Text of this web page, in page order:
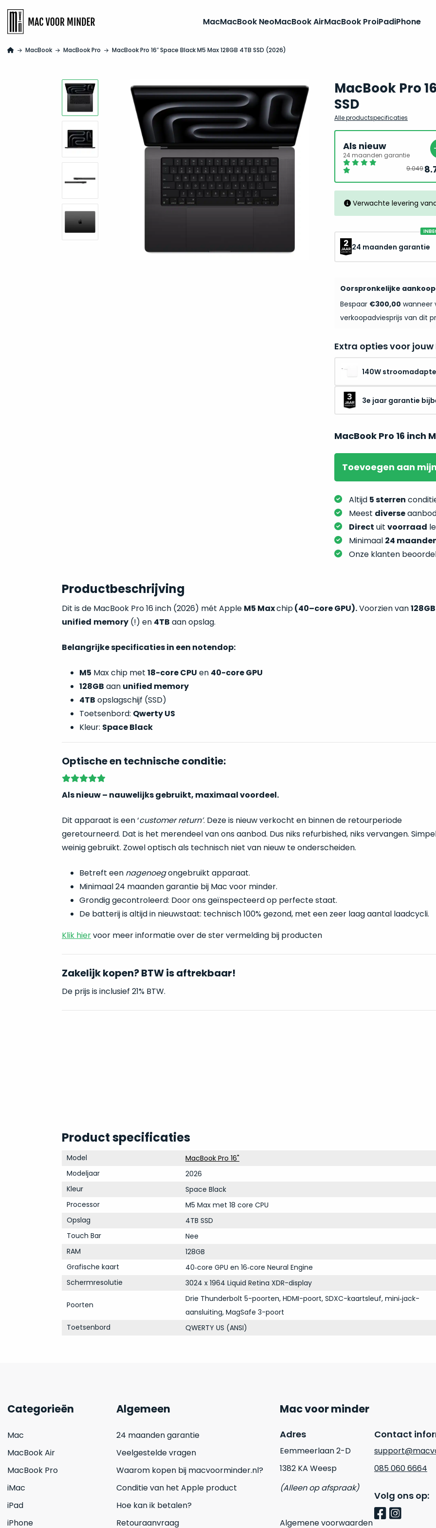
MacMacBook NeoMacBook AirMacBook ProiPadiPhone
MacBook MacBook Pro MacBook Pro 16″ Space Black M5 Max 128GB 4TB SSD (2026)
MacBook Pro
SSD
Alle productspecificaties
Als nieuw
24 maanden garantie
9.049
Verwachte levering
24 maanden garantie
Oorspronkelijke
Bespaar €300,00 wanneer
verkoopadviesprijs van dit
Extra opties voor jouw
140W
3e jaar garantie
MacBook Pro 16 inch
Toevoegen aan
Altijd 5 sterren
Meest diverse
Direct uit voorraad
Minimaal 24
Onze klanten
Productbeschrijving
Dit is de MacBook Pro 16 inch (2026) mét Apple M5 Maxchip(40–core GPU).Voorzien van128GB
unified memory(!) en 4TB aan opslag.
Belangrijke specificaties in een notendop:
M5 Max chip met 18-core CPU en 40-core GPU
128GB aan unified memory
4TB opslagschijf (SSD)
Toetsenbord: Qwerty US
Kleur: Space Black
Optische en technische conditie:
Als nieuw – nauwelijks gebruikt, maximaal voordeel.
Dit apparaat is een ‘customer return’. Deze is nieuw verkocht en binnen de retourperiode
geretourneerd. Dat is het merendeel van ons aanbod. Dus niks refurbished, niks vervangen.
weinig gebruikt. Zowel optisch als technisch niet van nieuw te onderscheiden.
Betreft een nagenoegongebruikt apparaat.
Minimaal 24 maanden garantie bij Mac voor minder.
Grondig gecontroleerd: Door ons geïnspecteerd op perfecte staat.
De batterij is altijd in nieuwstaat: technisch 100% gezond, met een zeer laag aantal laadcycli.
Klik hiervoor meer informatie over de ster vermelding bij producten
Zakelijk kopen? BTW is aftrekbaar!
De prijs is inclusief 21% BTW.
Product specificaties
Model
MacBook Pro 16"
Modeljaar
2026
Kleur
Space Black
Processor
M5 Max met 18 core CPU
Opslag
4TB SSD
Touch Bar
Nee
RAM
128GB
Grafische kaart
40‑core GPU en 16‑core Neural Engine
Schermresolutie
3024 x 1964 Liquid Retina XDR-display
Poorten
Drie Thunderbolt 5-poorten, HDMI-poort, SDXC-kaartsleuf, mini‑jack-
aansluiting, MagSafe 3-poort
Toetsenbord
QWERTY US (ANSI)
Categorieën
Mac
MacBook Air
MacBook Pro
iMac
iPad
iPhone
Algemeen
24 maanden garantie
Veelgestelde vragen
Waarom kopen bij macvoorminder.nl?
Conditie van het Apple product
Hoe kan ik betalen?
Retouraanvraag
Mac voor minder
Adres
Eemmeerlaan 2-D
1382 KA Weesp
(Alleen op afspraak)
Algemene voorwaarden
Contact
085 060 6664
Volg ons op: